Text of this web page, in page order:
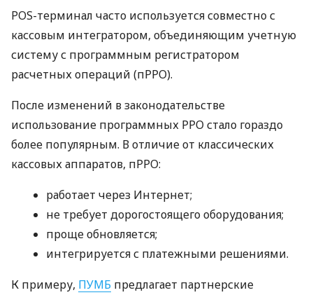
POS-терминал часто используется совместно с
кассовым интегратором, объединяющим учетную
систему с программным регистратором
расчетных операций (пРРО).
После изменений в законодательстве
использование программных РРО стало гораздо
более популярным. В отличие от классических
кассовых аппаратов, пРРО:
работает через Интернет;
не требует дорогостоящего оборудования;
проще обновляется;
интегрируется с платежными решениями.
К примеру, ПУМБ предлагает партнерские